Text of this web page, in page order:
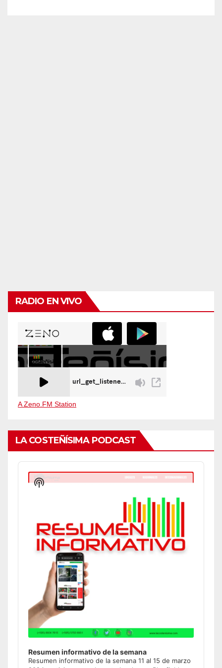
RADIO EN VIVO
A Zeno.FM Station
LA COSTEÑÍSIMA PODCAST
Audio
Player
Resumen informativo de la semana
Resumen informativo de la semana 11 al 15 de marzo
Show